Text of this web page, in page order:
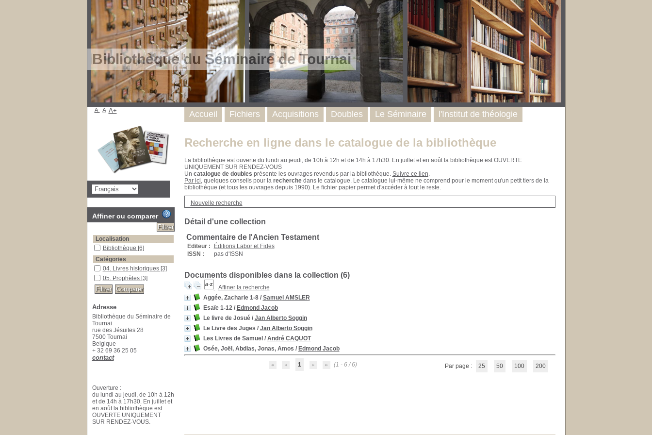
Bibliothèque du Séminaire de Tournai
Recherche en ligne dans le catalogue de la bibliothèque
La bibliothèque est ouverte du lundi au jeudi, de 10h à 12h et de 14h à 17h30. En juillet et en août la bibliothèque est OUVERTE
UNIQUEMENT SUR RENDEZ-VOUS
Un catalogue de doubles présente les ouvrages revendus par la bibliothèque. Suivre ce lien.
Par ici, quelques conseils pour la recherchedans le catalogue. Le catalogue lui-même ne comprend pour le moment qu'un petit tiers de la
bibliothèque (et tous les ouvrages depuis 1990). Le fichier papier permet d'accéder à tout le reste.
Nouvelle recherche
Détail d'une collection
Commentaire de l'Ancien Testament
Editeur :
Éditions Labor et Fides
ISSN :
pas d'ISSN
Documents disponibles dans la collection (6)
Affiner la recherche
Aggée, Zacharie 1-8/ Samuel AMSLER
Esaïe 1-12/ Edmond Jacob
Le livre de Josué/ Jan Alberto Soggin
Le Livre des Juges / Jan Alberto Soggin
Les Livres de Samuel / André CAQUOT
Osée, Joël, Abdias, Jonas, Amos / Edmond Jacob
1 (1 - 6 / 6) Par page : 25 50 100 200
Accueil Fichiers Acquisitions Doubles Le Séminaire l'Institut de théologie
A- A A+
Affiner ou comparer
Localisation
Bibliothèque [6]
Catégories
04. Livres historiques [3]
05. Prophètes [3]
Adresse
Bibliothèque du Séminaire de
Tournai
rue des Jésuites 28
7500 Tournai
Belgique
+ 32 69 36 25 05
contact
Ouverture :
du lundi au jeudi, de 10h à 12h
et de 14h à 17h30. En juillet et
en août la bibliothèque est
OUVERTE UNIQUEMENT
SUR RENDEZ-VOUS.